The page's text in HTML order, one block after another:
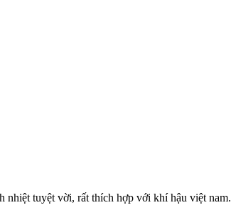
nhiệt tuyệt vời, rất thích hợp với khí hậu việt nam.